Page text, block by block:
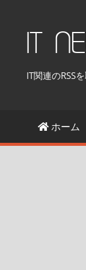
ッ
IT
IT関連のRSS
ホーム